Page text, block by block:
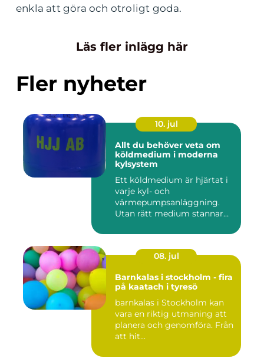
enkla att göra och otroligt goda.
Läs fler inlägg här
Fler nyheter
10. jul
Allt du behöver veta om
köldmedium i moderna
kylsystem
Ett köldmedium är hjärtat i
varje kyl- och
värmepumpsanläggning.
Utan rätt medium stannar
08. jul
Barnkalas i stockholm - fira
på kaatach i tyresö
barnkalas i Stockholm kan
vara en riktig utmaning att
planera och genomföra. Från
att hit...